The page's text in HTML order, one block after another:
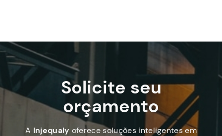
Solicite seu
orçamento
A Injequaly oferece soluções inteligentes em